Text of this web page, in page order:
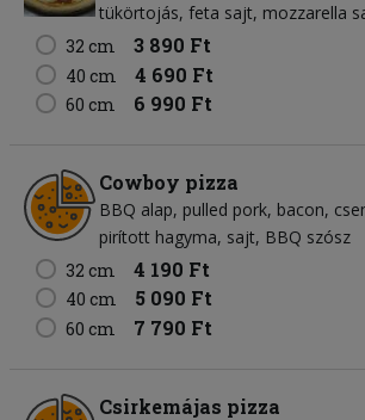
tükörtojás feta sajt mozzarella
32 cm
3 890 Ft
40 cm 4 690 Ft
60 cm 6 990 Ft
Cowboy pizza
BBQ alap pulled pork bacon
pirított hagyma sajt BBQ szósz
32 cm
4 190 Ft
40 cm 5 090 Ft
60 cm 7 790 Ft
Csirkemájas pizza